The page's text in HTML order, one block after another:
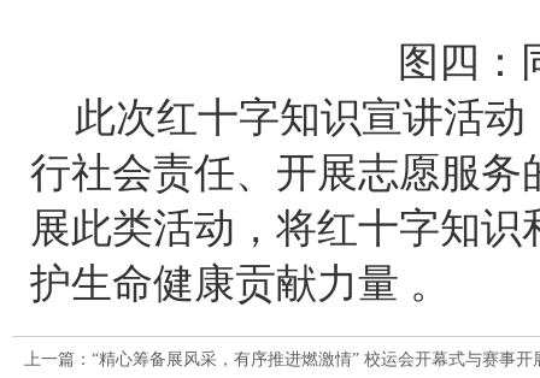
图四：
此次红十字知识宣讲活
行社会责任、开展志愿服
展此类活动，将红十字知
护生命健康贡献力量 。
上一篇：“精心筹备展风采，有序推进燃激情” 校运会开幕式与赛事开